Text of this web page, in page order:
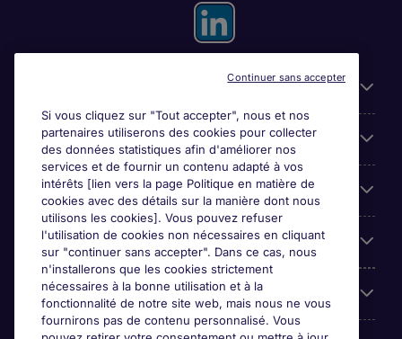
Espace employeurs
Parcourir nos offres
Qui sommes-nous?
Reviews
Si vous cliquez sur "Tout accepter", nous et nos
partenaires utiliserons des cookies pour collecter
des données statistiques afin d'améliorer nos
services et de fournir un contenu adapté à vos
intérêts [lien vers la page Politique en matière de
cookies avec des détails sur la manière dont nous
utilisons les cookies]. Vous pouvez refuser
l'utilisation de cookies non nécessaires en cliquant
sur "continuer sans accepter". Dans ce cas, nous
n'installerons que les cookies strictement
nécessaires à la bonne utilisation et à la
fonctionnalité de notre site web, mais nous ne vous
fournirons pas de contenu personnalisé. Vous
Continuer sans accepter